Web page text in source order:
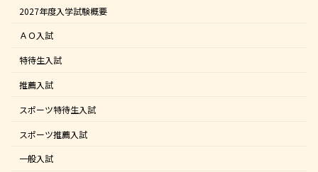
2027年度入学試験概要
ＡＯ入試
特待生入試
推薦入試
スポーツ特待生入試
スポーツ推薦入試
一般入試